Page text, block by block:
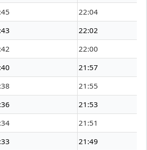
22:04
22:02
22:00
21:57
21:55
21:53
21:51
21:49